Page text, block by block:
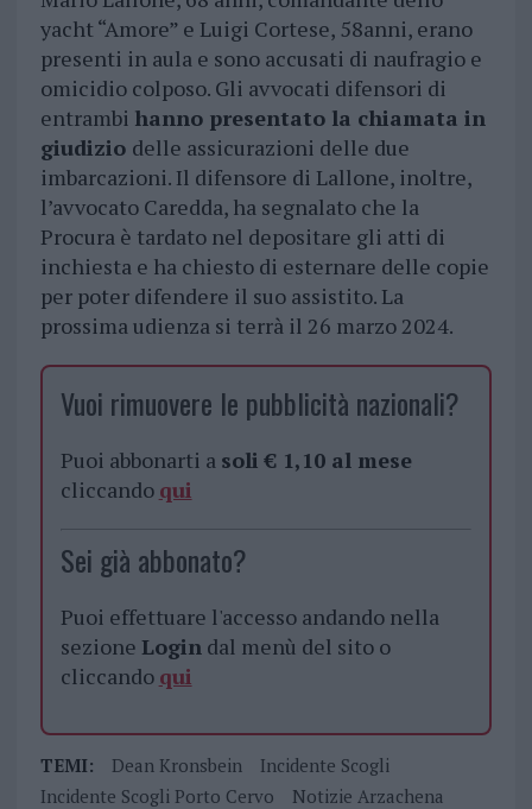
yacht “Amore” e Luigi Cortese, 58anni, erano
presenti in aula e sono accusati di naufragio e
omicidio colposo. Gli avvocati difensori di
entrambi hanno presentato la chiamata in
giudizio delle assicurazioni delle due
imbarcazioni. Il difensore di Lallone, inoltre,
l’avvocato Caredda, ha segnalato che la
Procura è tardato nel depositare gli atti di
inchiesta e ha chiesto di esternare delle copie
per poter difendere il suo assistito. La
prossima udienza si terrà il 26 marzo 2024.
Vuoi rimuovere le pubblicità nazionali?
Puoi abbonarti a soli € 1,10 al mese
cliccando qui
Sei già abbonato?
Puoi effettuare l'accesso andando nella
sezione Login dal menù del sito o
cliccando qui
TEMI: Dean Kronsbein
Incidente Scogli
Incidente Scogli Porto Cervo
Notizie Arzachena